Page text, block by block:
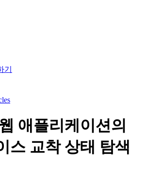
기
애플리케이션의
스 교착 상태 탐색